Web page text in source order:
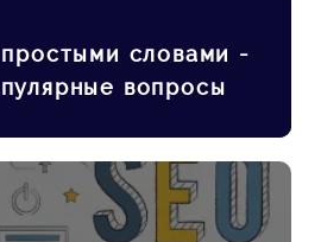
словами -
вопросы